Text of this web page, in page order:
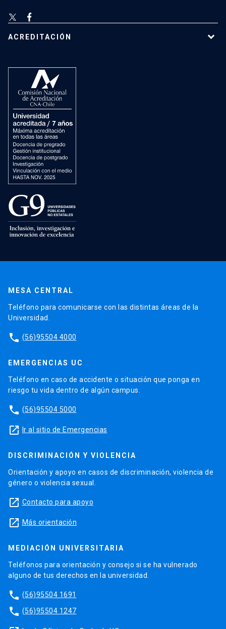
ACREDITACIÓN
MESA CENTRAL
Teléfono para comunicarse con las distintas áreas de la
Universidad.
phone (56)95504 4000
EMERGENCIAS UC
Teléfono en caso de accidente o situación que ponga en
riesgo tu vida dentro de algún campus.
phone (56)95504 5000
launch Ir al sitio de Emergencias
DISCRIMINACIÓN Y VIOLENCIA
Orientación y apoyo en casos de discriminación, violencia de
género o violencia sexual.
launch Contacto para apoyo
launch Más orientación
MEDIACIÓN UNIVERSITARIA
Teléfonos para orientación y consejo si se ha vulnerado
alguno de tus derechos en la universidad.
phone (56)95504 1691
phone (56)95504 1247